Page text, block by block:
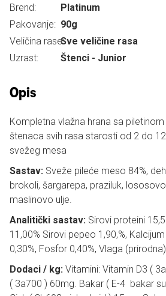
Brend:
Platinum
Pakovanje: 90g
Veličina rase:Sve veličine rasa
Uzrast:
Štenci - Junior
Opis
Kompletna vlažna hrana sa
štenaca svih rasa starosti od 2 do
svežeg mesa
Sastav: Sveže pileće meso 84%,
brokoli, šargarepa, praziluk,
maslinovo ulje.
Analitički sastav: Sirovi proteini
11,00% Sirovi pepeo 1,90,%,
0,30%, Fosfor 0,40%, Vlaga
Dodaci / kg: Vitamini: Vitamin D3 (
( 3a700 ) 60mg. Bakar ( E-4 bakar